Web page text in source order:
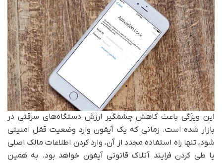
این ویژگی باعث کاهش چشمگیر ارزش دستگاه‌های سرقتی در
بازار شده است. زمانی که یک آیفون وارد وضعیت قفل امنیتی
شود، تنها راه استفاده مجدد از آن، وارد کردن اطلاعات مالک اصلی
یا طی کردن فرایند آنلاک قانونی آیفون خواهد بود. به همین